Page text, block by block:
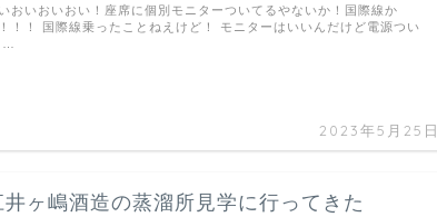
2023年5月25日
おいおいおい！座席に個別モニターついてるやないか！国際線か
！！ 国際線乗ったことねえけど！ モニターはいいんだけど電源つい
井ヶ嶋酒造の蒸溜所見学に行ってきた